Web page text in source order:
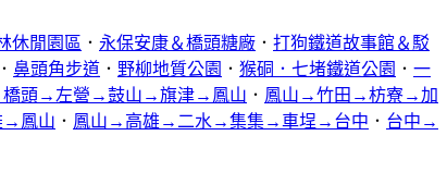
休閒園區 ． 永保安康＆橋頭糖廠 ． 打狗鐵道故事館＆駁
． 鼻頭角步道 ． 野柳地質公園 ． 猴硐．七堵鐵道公園 ． 一
頭→左營→鼓山→旗津→鳳山 ． 鳳山→竹田→枋寮→加
鳳山 ． 鳳山→高雄→二水→集集→車埕→台中 ． 台中→